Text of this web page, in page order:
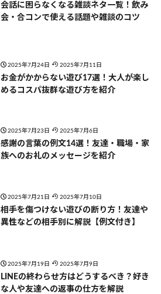
会話に困らなくなる雑談ネタ一覧！飲み
会・合コンで使える話題や雑談のコツ
2025年7月24日 2025年7月11日
お金がかからない遊び17選！大人が楽し
めるコスパ抜群な遊び方を紹介
2025年7月23日 2025年7月6日
感謝の言葉の例文14選！友達・職場・家
族へのお礼のメッセージを紹介
2025年7月21日 2025年7月10日
相手を傷つけない遊びの断り方！友達や
異性などの相手別に解説【例文付き】
2025年7月19日 2025年7月9日
LINEの終わらせ方はどうするべき？好き
な人や友達への返事の仕方を解説